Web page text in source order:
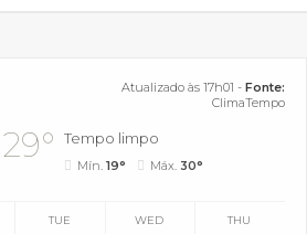
Atualizado às 17h01 - Fonte:
ClimaTempo
29° Tempo limpo
Mín.19° Máx. 30°
TUE WED THU